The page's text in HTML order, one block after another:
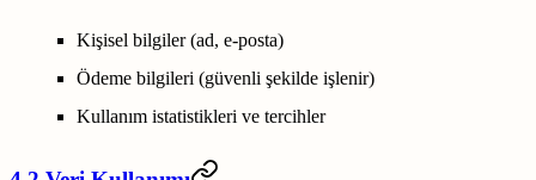
Kişisel bilgiler (ad, e-posta)
Ödeme bilgileri (güvenli şekilde işlenir)
Kullanım istatistikleri ve tercihler